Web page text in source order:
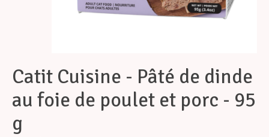
Catit Cuisine - Pâté de dinde
au foie de poulet et porc - 95
g